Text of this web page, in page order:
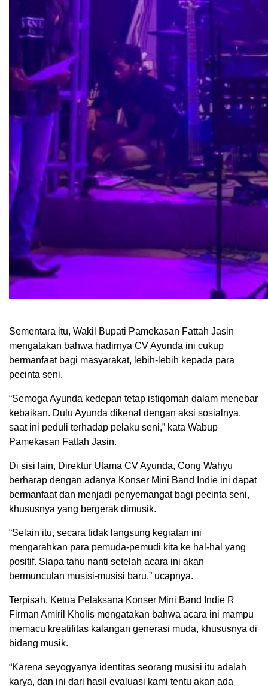
Sementara itu, Wakil Bupati Pamekasan Fattah Jasin
mengatakan bahwa hadirnya CV Ayunda ini cukup
bermanfaat bagi masyarakat, lebih-lebih kepada para
pecinta seni.
“Semoga Ayunda kedepan tetap istiqomah dalam menebar
kebaikan. Dulu Ayunda dikenal dengan aksi sosialnya,
saat ini peduli terhadap pelaku seni,” kata Wabup
Pamekasan Fattah Jasin.
Di sisi lain, Direktur Utama CV Ayunda, Cong Wahyu
berharap dengan adanya Konser Mini Band Indie ini dapat
bermanfaat dan menjadi penyemangat bagi pecinta seni,
khususnya yang bergerak dimusik.
“Selain itu, secara tidak langsung kegiatan ini
mengarahkan para pemuda-pemudi kita ke hal-hal yang
positif. Siapa tahu nanti setelah acara ini akan
bermunculan musisi-musisi baru,” ucapnya.
Terpisah, Ketua Pelaksana Konser Mini Band Indie R
Firman Amiril Kholis mengatakan bahwa acara ini mampu
memacu kreatifitas kalangan generasi muda, khususnya di
bidang musik.
“Karena seyogyanya identitas seorang musisi itu adalah
karya, dan ini dari hasil evaluasi kami tentu akan ada